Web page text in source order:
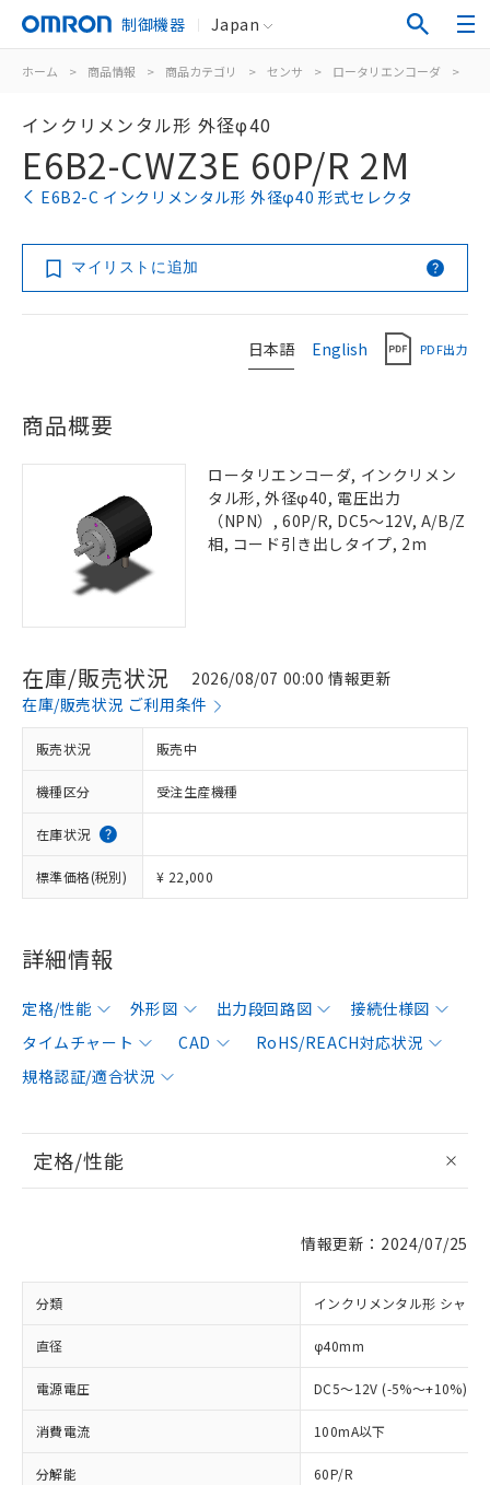
制御機器 Japan
ホーム > 商品情報 > 商品カテゴリ > センサ > ロータリエンコーダ >
インクリメンタル形 外径φ40
E6B2-CWZ3E 60P/R 2M
E6B2-C インクリメンタル形 外径φ40 形式セレクタ
マイリストに追加
日本語 English PDF出力
商品概要
ロータリエンコーダ, インクリメン
タル形, 外径φ40, 電圧出力
（NPN）, 60P/R, DC5～12V, A/B/Z
相, コード引き出しタイプ, 2m
在庫/販売状況
2026/08/07 00:00 情報更新
在庫/販売状況 ご利用条件
販売状況 販売中
機種区分 受注生産機種
在庫状況
標準価格(税別) ¥ 22,000
詳細情報
定格/性能 外形図 出力段回路図
接続仕様図
タイムチャート
CAD
RoHS/REACH対応状況
規格認証/適合状況
定格/性能
情報更新：2024/07/25
分類 インクリメンタル形 シャフ
直径 φ40mm
電源電圧 DC5～12V (-5%～+10%)
消費電流 100mA以下
分解能 60P/R